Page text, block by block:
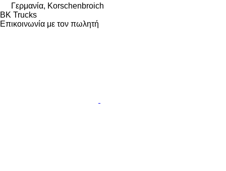
Γερμανία, Korschenbroich
BK Trucks
Επικοινωνία με τον πωλητή